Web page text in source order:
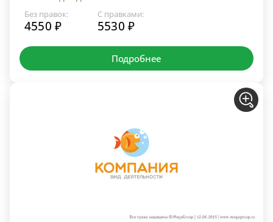
Без правок:
4550 ₽
С правками:
5530 ₽
Подробнее